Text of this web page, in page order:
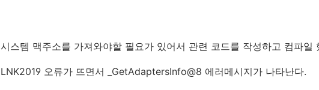
시스템 맥주소를 가져와야할 필요가 있어서 관련 코드를 작성하고 컴파일
LNK2019 오류가 뜨면서 _GetAdaptersInfo@8 에러메시지가 나타난다.